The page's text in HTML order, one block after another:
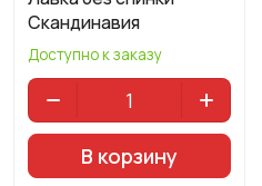
Скандинавия
Доступно к заказу
В корзину